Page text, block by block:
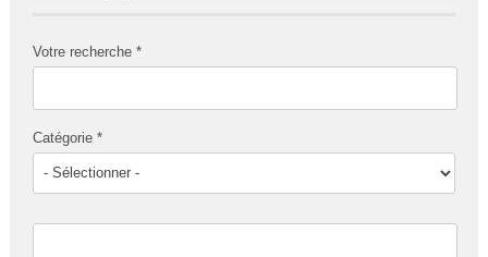
Votre recherche *
Catégorie *